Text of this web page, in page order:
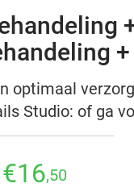
optimaal
Studio: of ga
€16,50